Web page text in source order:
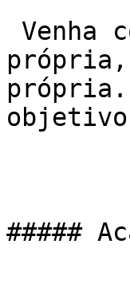
própria,
#####